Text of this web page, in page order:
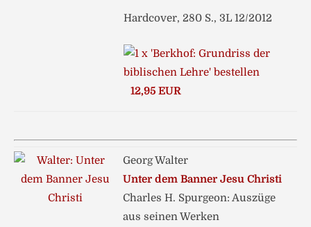
Hardcover, 280 S., 3L 12/2012
12,95 EUR
Georg Walter
Unter dem Banner Jesu Christi
Charles H. Spurgeon: Auszüge
aus seinen Werken